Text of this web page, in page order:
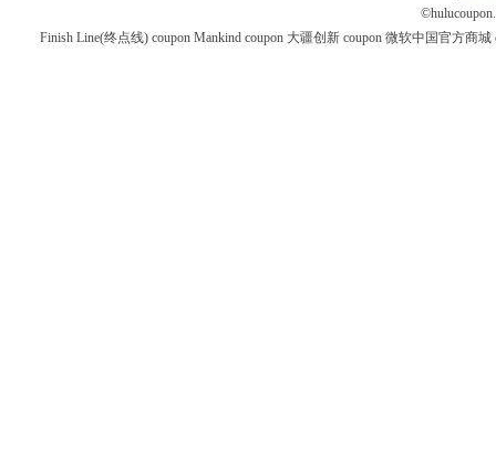
©
Finish Line(终点线) coupon Mankind coupon 大疆创新 coupon 微软中国官方商城